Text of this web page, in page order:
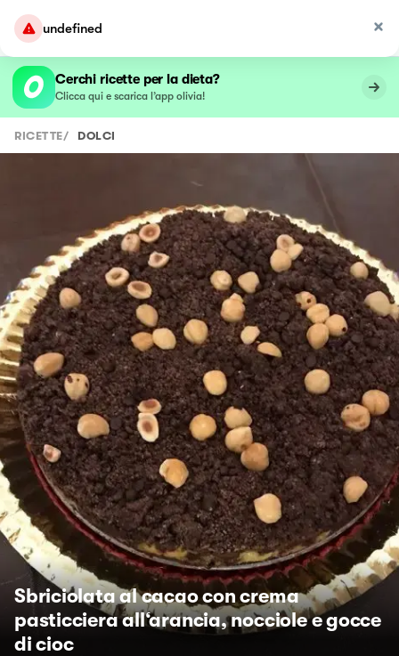
undefined
Cerchi ricette per la dieta?
Clicca qui e scarica l’app olivia!
RICETTE/ DOLCI
Sbriciolata al cacao con crema
pasticciera all‘arancia, nocciole e gocce
di cioc